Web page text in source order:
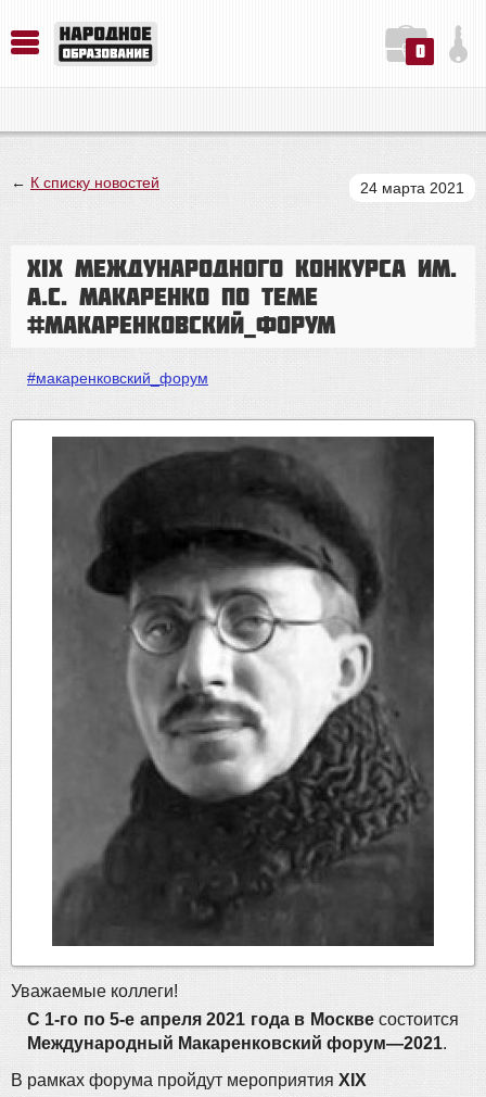
0
← К списку новостей 24 марта 2021
XIX Международного конкурса им.
А.С. Макаренко по теме
#макаренковский_форум
#макаренковский_форум
Уважаемые коллеги!
С 1-го по 5-е апреля 2021 года в Москвесостоится
Международный Макаренковский форум—2021.
В рамках форума пройдут мероприятия XIX